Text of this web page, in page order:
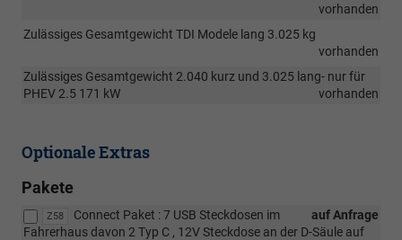
vorhanden
Zulässiges Gesamtgewicht TDI Modele lang 3.025 kg
vorhanden
Zulässiges Gesamtgewicht 2.040 kurz und 3.025 lang- nur für
PHEV 2.5 171 kW
vorhanden
Optionale Extras
Pakete
Z58 auf Anfrage
Connect Paket : 7 USB Steckdosen im
Fahrerhaus davon 2 Typ C , 12V Steckdose an der D-Säule auf